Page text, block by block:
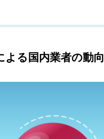
る国内業者の動向